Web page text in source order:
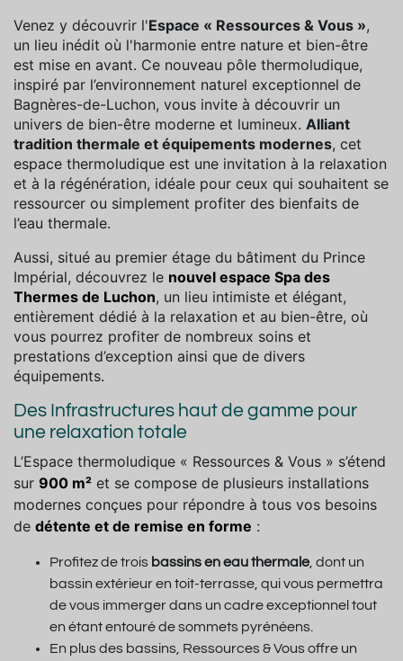
Venez y découvrir l'Espace « Ressources & Vous »,
un lieu inédit où l'harmonie entre nature et bien-être
est mise en avant. Ce nouveau pôle thermoludique,
inspiré par l’environnement naturel exceptionnel de
Bagnères-de-Luchon, vous invite à découvrir un
univers de bien-être moderne et lumineux. Alliant
tradition thermale et équipements modernes, cet
espace thermoludique est une invitation à la relaxation
et à la régénération, idéale pour ceux qui souhaitent se
ressourcer ou simplement profiter des bienfaits de
l’eau thermale.
Aussi, situé au premier étage du bâtiment du Prince
Impérial, découvrez le nouvel espace Spa des
Thermes de Luchon, un lieu intimiste et élégant,
entièrement dédié à la relaxation et au bien-être, où
vous pourrez profiter de nombreux soins et
prestations d’exception ainsi que de divers
équipements.
Des Infrastructures haut de gamme pour
une relaxation totale
L’Espace thermoludique « Ressources & Vous » s’étend
sur 900 m² et se compose de plusieurs installations
modernes conçues pour répondre à tous vos besoins
de détente et de remise en forme :
Profitez de trois bassins en eau thermale, dont un
bassin extérieur en toit-terrasse, qui vous permettra
de vous immerger dans un cadre exceptionnel tout
en étant entouré de sommets pyrénéens.
En plus des bassins, Ressources & Vous offre un